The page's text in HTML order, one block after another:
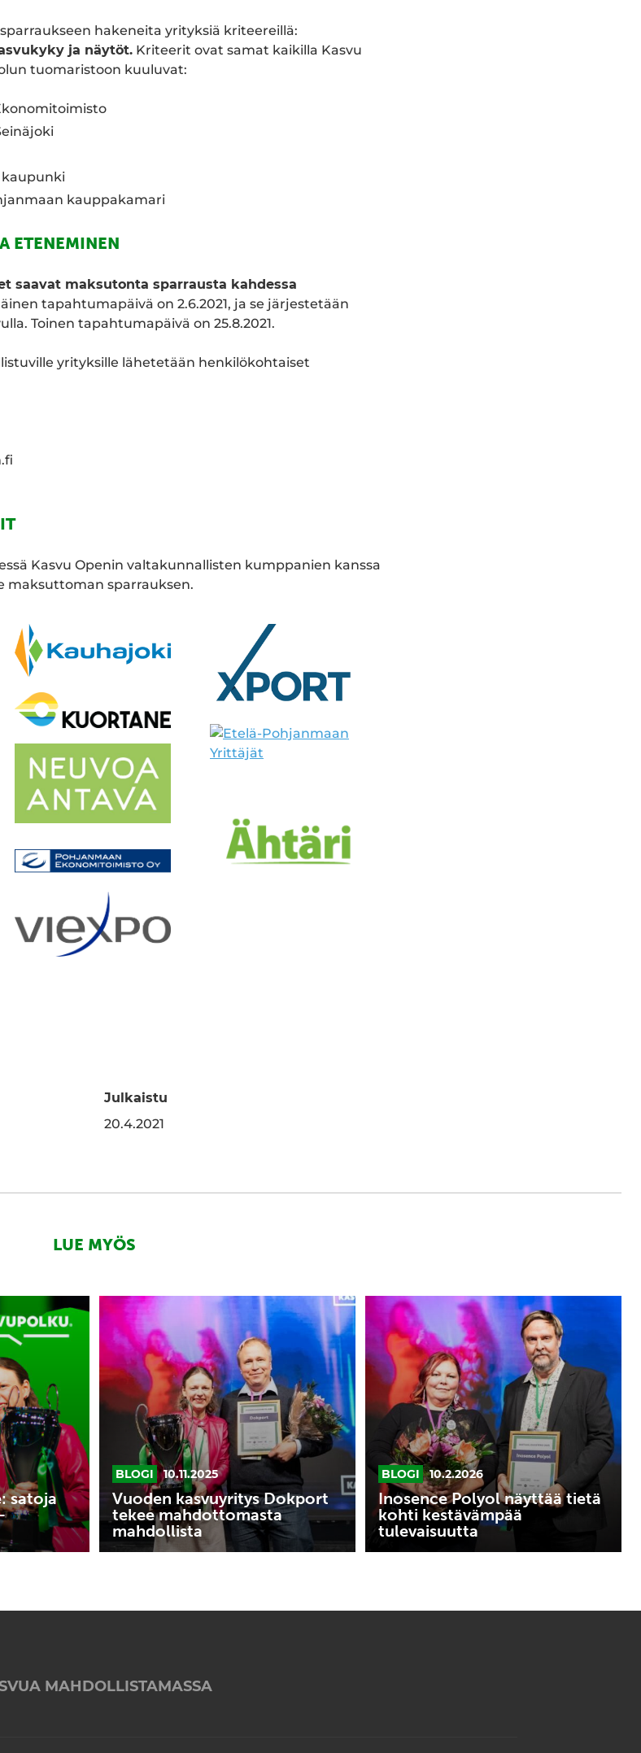
hakeneita yrityksiä kriteereillä:
ja näytöt. Kriteerit ovat samat kaikilla Kasvu
tuomaristoon kuuluvat:
kaupunki
kauppakamari
ETENEMINEN
saavat maksutonta sparrausta kahdessa
tapahtumapäivä on 2.6.2021, ja se järjestetään
Toinen tapahtumapäivä on 25.8.2021.
yrityksille lähetetään henkilökohtaiset
Kasvu Openin valtakunnallisten kumppanien kanssa
maksuttoman sparrauksen.
Julkaistu
20.4.2021
LUE MYÖS
satoja
Vuoden
kasvuyritys
Dokport
tekee
mahdottomasta
mahdollista
BLOGI 10.11.2025
Vuoden kasvuyritys Dokport
tekee mahdottomasta
mahdollista
Inosence
Polyol
näyttää
tietä
kohti
kestävämpää
tulevaisuutta
BLOGI 10.2.2026
Inosence Polyol näyttää tietä
kohti kestävämpää
tulevaisuutta
MAHDOLLISTAMASSA